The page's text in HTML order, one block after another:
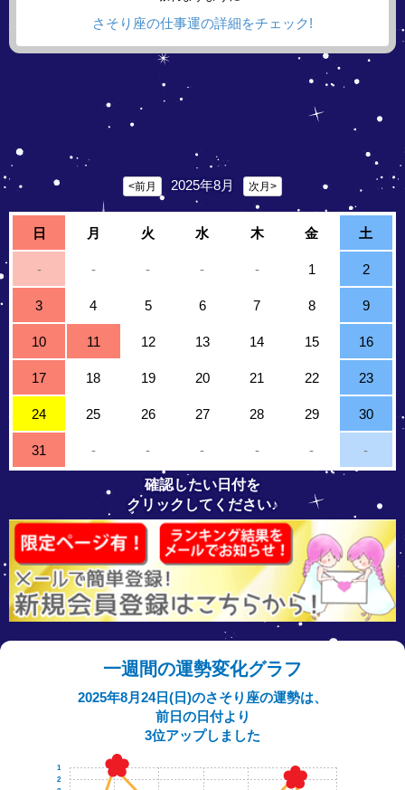
さそり座の仕事運の詳細をチェック!
<前月 2025年8月 次月>
日 月 火 水 木 金 土
- - - - - 1 2
3 4 5 6 7 8 9
10 11 12 13 14 15 16
17 18 19 20 21 22 23
24 25 26 27 28 29 30
31 - - - - - -
確認したい日付を
クリックしてください♪
一週間の運勢変化グラフ
2025年8月24日(日)のさそり座の運勢は、
前日の日付より
3位アップしました
2
1